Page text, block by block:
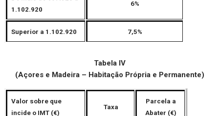
1.102.920
6%
Superior a 1.102.920 7,5%
Tabela IV
(Açores e Madeira – Habitação Própria e Permanente)
Valor sobre que
incide o IMT (€)
Taxa
Parcela a
Abater (€)